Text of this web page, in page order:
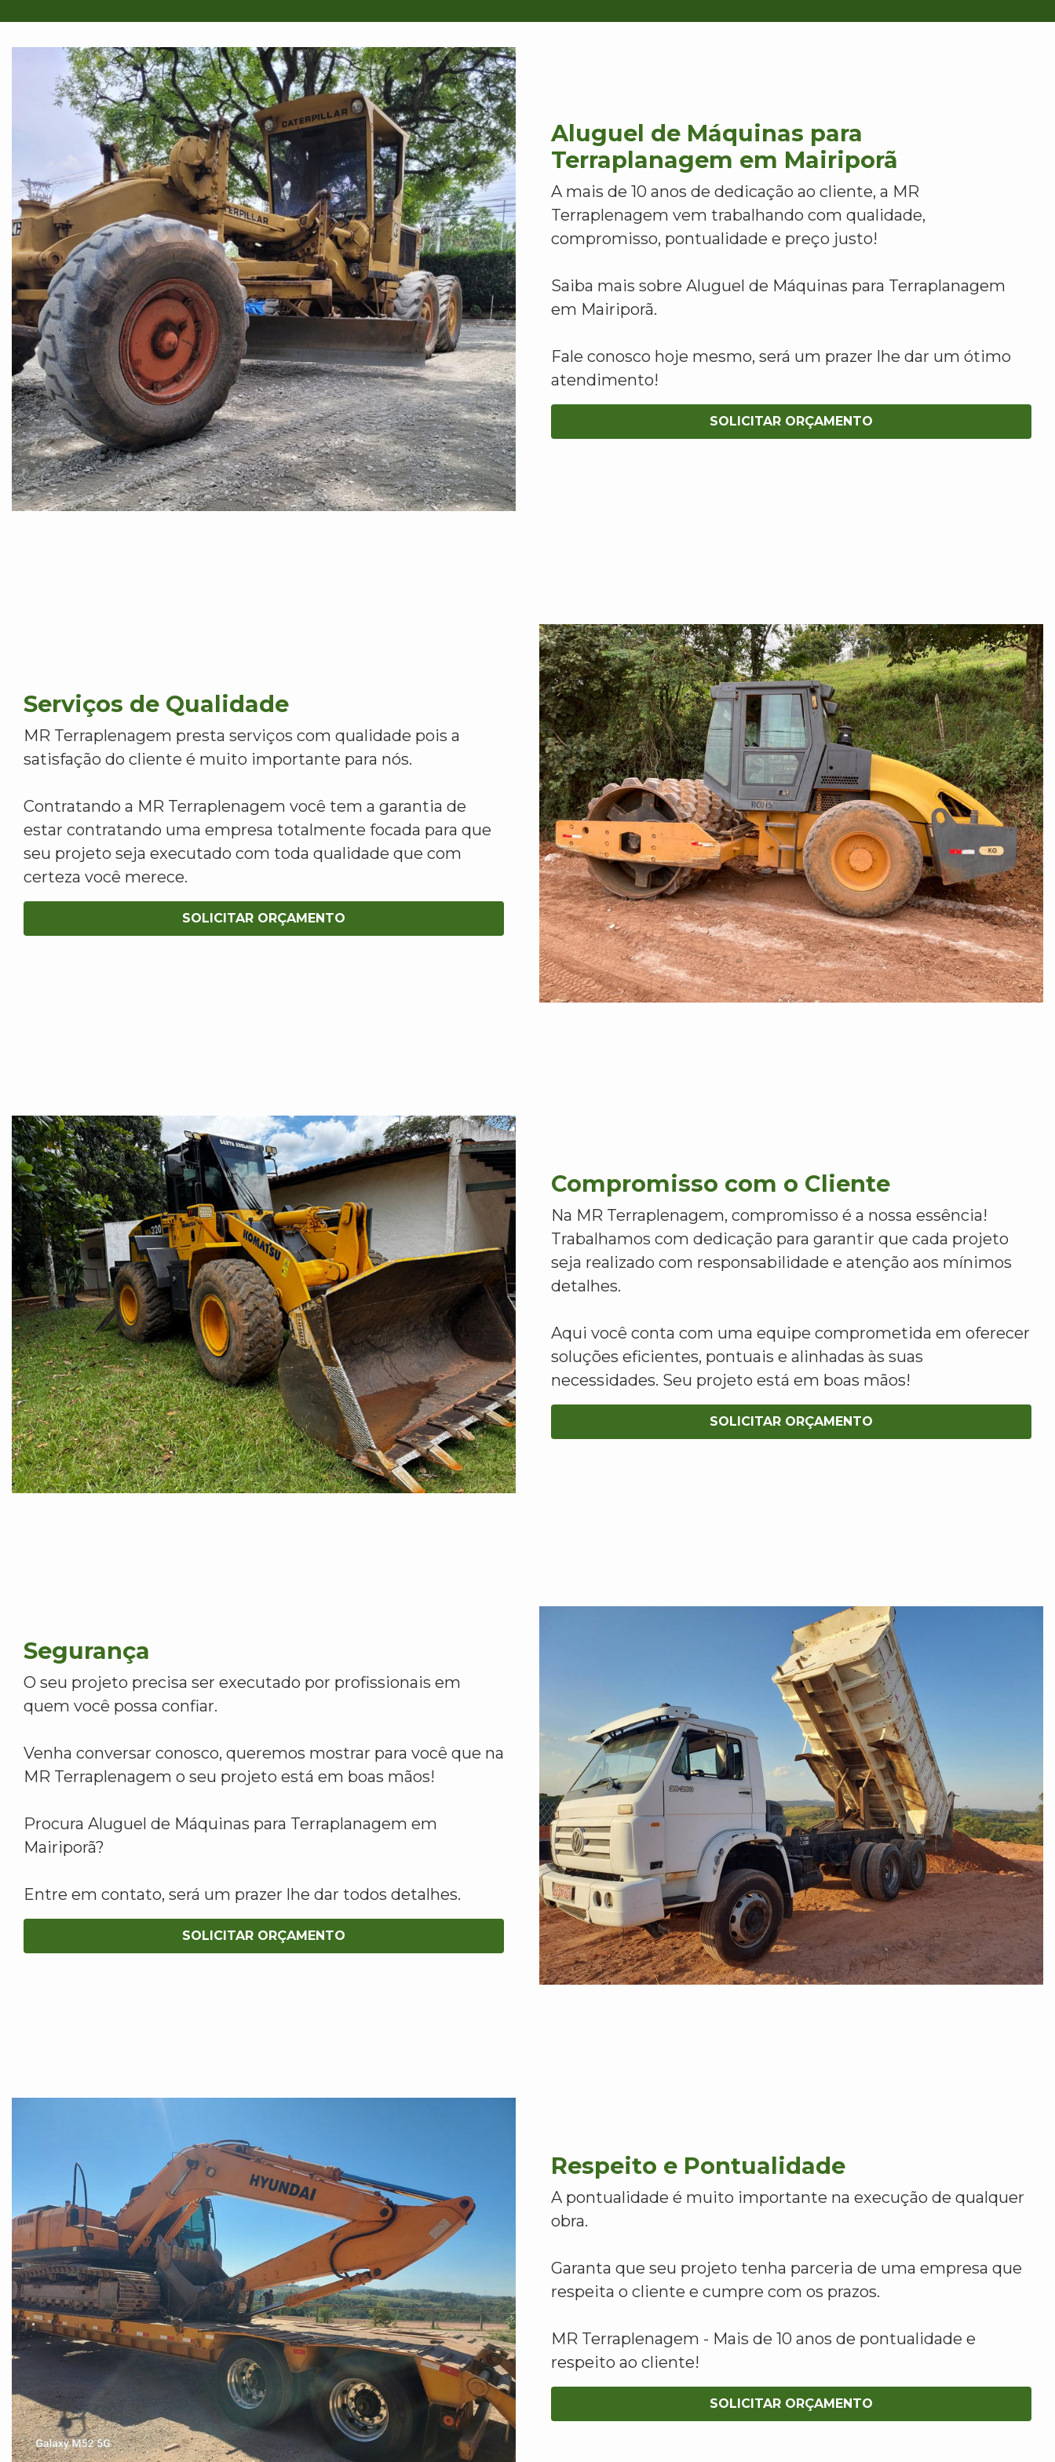
Aluguel de Máquinas para
Terraplanagem em Mairiporã
A mais de 10 anos de dedicação ao cliente, a MR
Terraplenagem vem trabalhando com qualidade,
compromisso, pontualidade e preço justo!
Saiba mais sobre Aluguel de Máquinas para Terraplanagem
em Mairiporã.
Fale conosco hoje mesmo, será um prazer lhe dar um ótimo
atendimento!
SOLICITAR ORÇAMENTO
Serviços de Qualidade
MR Terraplenagem presta serviços com qualidade pois a
satisfação do cliente é muito importante para nós.
Contratando a MR Terraplenagem você tem a garantia de
estar contratando uma empresa totalmente focada para que
seu projeto seja executado com toda qualidade que com
certeza você merece.
SOLICITAR ORÇAMENTO
Compromisso com o Cliente
Na MR Terraplenagem, compromisso é a nossa essência!
Trabalhamos com dedicação para garantir que cada projeto
seja realizado com responsabilidade e atenção aos mínimos
detalhes.
Aqui você conta com uma equipe comprometida em oferecer
soluções eficientes, pontuais e alinhadas às suas
necessidades. Seu projeto está em boas mãos!
SOLICITAR ORÇAMENTO
Segurança
O seu projeto precisa ser executado por profissionais em
quem você possa confiar.
Venha conversar conosco, queremos mostrar para você que na
MR Terraplenagem o seu projeto está em boas mãos!
Procura Aluguel de Máquinas para Terraplanagem em
Mairiporã?
Entre em contato, será um prazer lhe dar todos detalhes.
SOLICITAR ORÇAMENTO
Respeito e Pontualidade
A pontualidade é muito importante na execução de qualquer
obra.
Garanta que seu projeto tenha parceria de uma empresa que
respeita o cliente e cumpre com os prazos.
MR Terraplenagem - Mais de 10 anos de pontualidade e
respeito ao cliente!
SOLICITAR ORÇAMENTO